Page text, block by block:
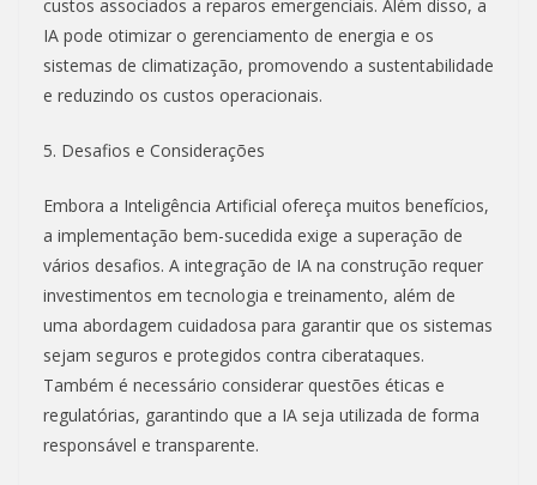
custos associados a reparos emergenciais. Além disso, a
IA pode otimizar o gerenciamento de energia e os
sistemas de climatização, promovendo a sustentabilidade
e reduzindo os custos operacionais.
5. Desafios e Considerações
Embora a Inteligência Artificial ofereça muitos benefícios,
a implementação bem-sucedida exige a superação de
vários desafios. A integração de IA na construção requer
investimentos em tecnologia e treinamento, além de
uma abordagem cuidadosa para garantir que os sistemas
sejam seguros e protegidos contra ciberataques.
Também é necessário considerar questões éticas e
regulatórias, garantindo que a IA seja utilizada de forma
responsável e transparente.